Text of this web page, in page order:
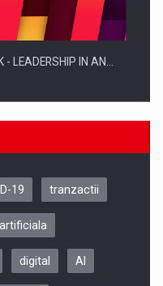
- LEADERSHIP IN AN…
19 tranzactii
digital AI